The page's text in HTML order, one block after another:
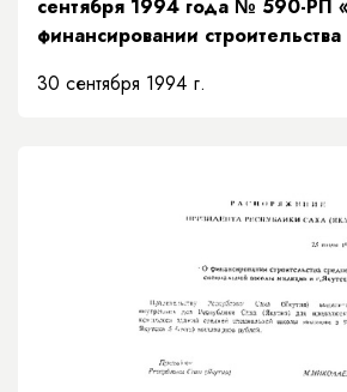
сентября 1994 года № 590-РП
финансировании
Целевого фонда будущих
30 сентября 1994 г.